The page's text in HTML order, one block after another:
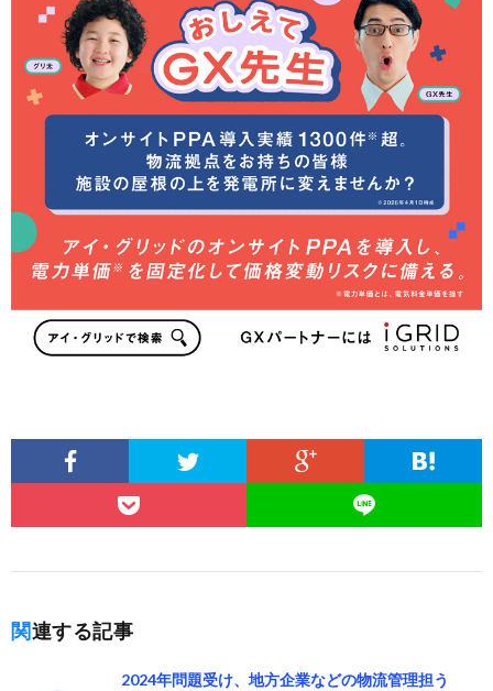
関連する記事
2024年問題受け、地方企業などの物流管理担う